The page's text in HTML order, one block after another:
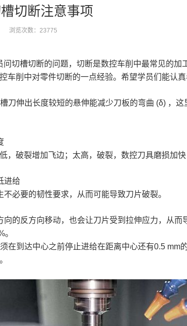
切断注意事项
浏览次数：23775
问切槽切断的问题，切断是数控车削中最常见的加
车削中对零件切断的一点经验。希望学员们能认真
刀伸出长度较短的悬伸能减少刀板的弯曲 (δ) ，这
，破裂增加飞边；太高，破裂，数控刀具磨损加
进给
不必要的韧性要求，从而可能导致刀片破裂。
的反方向移动， 也会让刀片受到拉伸应力，从而
。
在到达中心之前停止进给在距离中心还有0.5 mm